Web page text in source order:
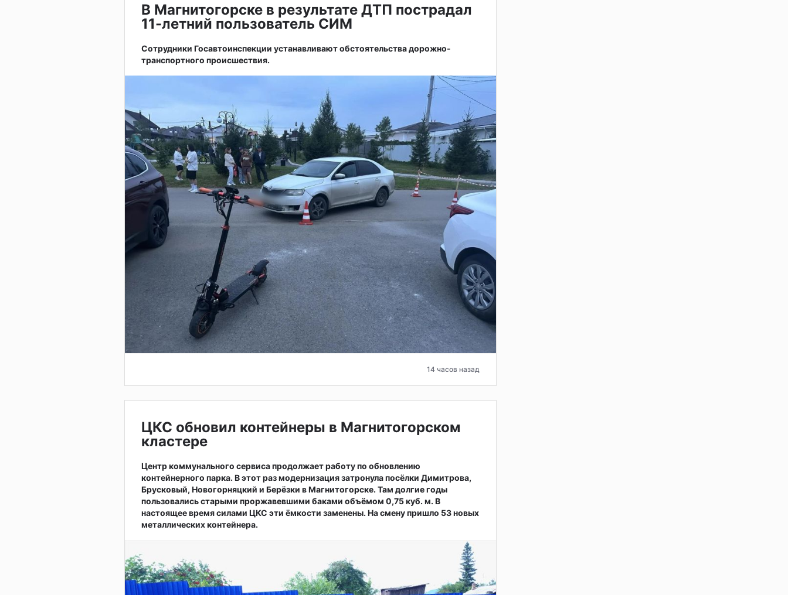
В Магнитогорске в результате ДТП пострадал
11-летний пользователь СИМ
Сотрудники Госавтоинспекции устанавливают обстоятельства дорожно-
транспортного происшествия.
14 часов назад
ЦКС обновил контейнеры в Магнитогорском
кластере
Центр коммунального сервиса продолжает работу по обновлению
контейнерного парка. В этот раз модернизация затронула посёлки Димитрова,
Брусковый, Новогорняцкий и Берёзки в Магнитогорске. Там долгие годы
пользовались старыми проржавевшими баками объёмом 0,75 куб. м. В
настоящее время силами ЦКС эти ёмкости заменены. На смену пришло 53 новых
металлических контейнера.